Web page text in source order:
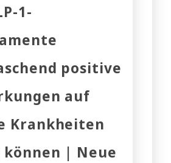
1-
positive
auf
Krankheiten
können | Neue